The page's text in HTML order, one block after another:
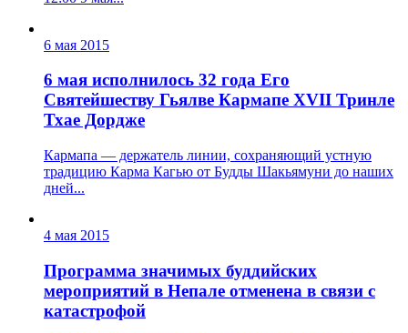
6 мая 2015
6 мая исполнилось 32 года Его
Святейшеству Гьялве Кармапе XVII Тринле
Тхае Дордже
Кармапа — держатель линии, сохраняющий устную
традицию Карма Кагью от Будды Шакьямуни до наших
дней...
4 мая 2015
Программа значимых буддийских
мероприятий в Непале отменена в связи с
катастрофой